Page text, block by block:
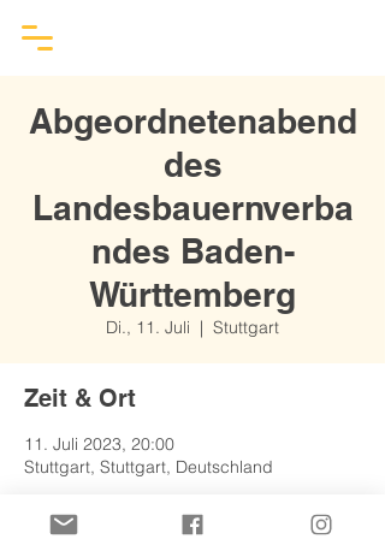
Abgeordnetenabend
des
Landesbauernverba
ndes Baden-
Württemberg
Di., 11. Juli
  |
Stuttgart
Zeit & Ort
11. Juli 2023, 20:00
Stuttgart, Stuttgart, Deutschland